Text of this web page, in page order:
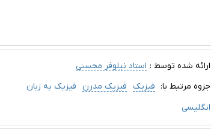
ارائه شده توسط : استاد نیلوفر محسنی
جزوه مرتبط با: فیزیک فیزیک مدرن
فیزیک به زبان
انگلیسی